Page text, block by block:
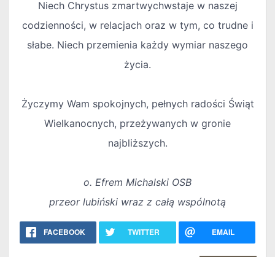
Niech Chrystus zmartwychwstaje w naszej
codzienności, w relacjach oraz w tym, co trudne i
słabe. Niech przemienia każdy wymiar naszego
życia.
Życzymy Wam spokojnych, pełnych radości Świąt
Wielkanocnych, przeżywanych w gronie
najbliższych.
o. Efrem Michalski OSB
przeor lubiński wraz z całą wspólnotą
FACEBOOK TWITTER EMAIL